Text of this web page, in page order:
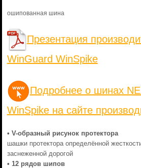
ошипованная шина
Презентация
WinGuard WinSpike
Подробнее о шинах
WinSpike на сайте
• V-образный рисунок протектора
шашки протектора определённой
заснеженной дорогой
• 12 рядов шипов